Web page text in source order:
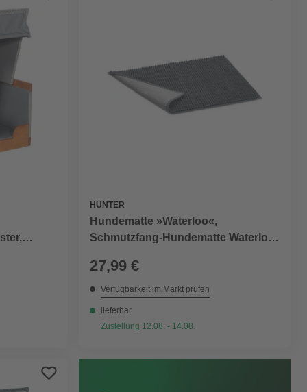
HUNTER
Hundematte »Waterloo«,
Schmutzfang-Hundematte Waterloo
27,99 €
Verfügbarkeit im Markt prüfen
lieferbar
Zustellung 12.08. - 14.08.